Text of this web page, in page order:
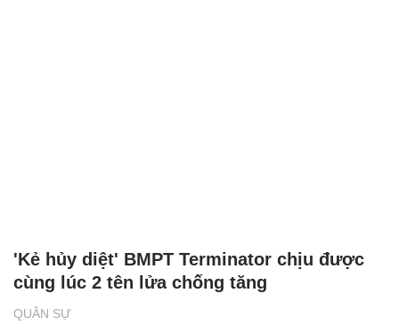
QUÂN SỰ
'Kẻ hủy diệt' BMPT Terminator chịu được
cùng lúc 2 tên lửa chống tăng